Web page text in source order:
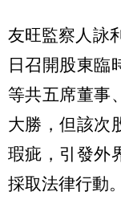
友旺監察人詠
日召開股東臨
等共五席董事
大勝，但該次
瑕疵，引發外
採取法律行動。